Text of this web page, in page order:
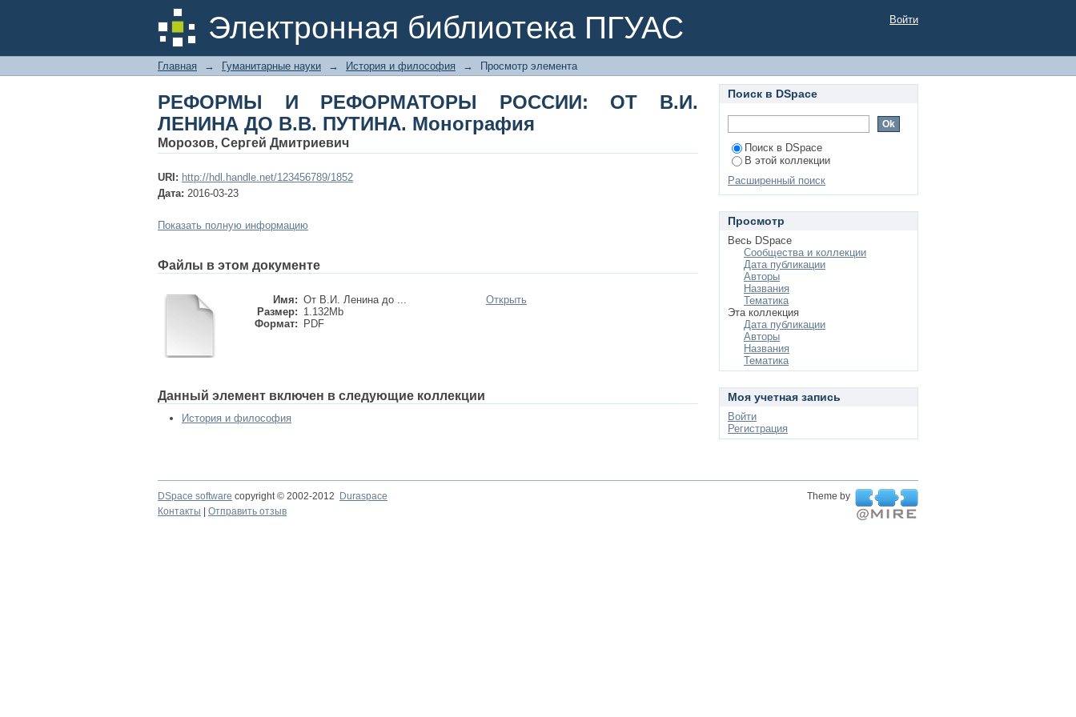
Электронная библиотека ПГУАС
РЕФОРМЫ И РЕФОРМАТОРЫ РОССИИ: ОТ В.И. ЛЕНИНА ДО В.В. ПУТИНА.
Монография
Войти
Главная → Гуманитарные науки → История и философия → Просмотр элемента
РЕФОРМЫ И РЕФОРМАТОРЫ РОССИИ: ОТ В.И.
ЛЕНИНА ДО В.В. ПУТИНА. Монография
Морозов, Сергей Дмитриевич
URI: http://hdl.handle.net/123456789/1852
Дата: 2016-03-23
Показать полную информацию
Файлы в этом документе
Имя: От В.И. Ленина до ...
Размер: 1.132Mb
Формат:
PDF
Открыть
Данный элемент включен в следующие коллекции
История и философия
Поиск в DSpace
Поиск в DSpace
В этой коллекции
Расширенный поиск
Просмотр
Весь DSpace
Сообщества и коллекции
Дата публикации
Авторы
Названия
Тематика
Эта коллекция
Дата публикации
Авторы
Названия
Тематика
Моя учетная запись
Войти
Регистрация
DSpace software copyright © 2002-2012 Duraspace
Theme by
Контакты
Отправить отзыв